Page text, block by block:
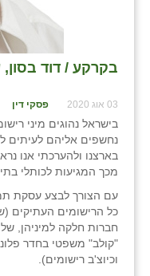
בקרקע / דוד בסון,
03 אוג 2020 פסקי דין
בישראל נהוגים מיני
נחשפים אליהם לעיתים
בארצנו ולהערכתי אנו
מכך המגיעות לכותלי
עם הצורך לבצע עסקת
כל הרישומים העתיקים
חברות חלקה למיניהן,
"קולב" משפטי בחדר
וכיוצ'ב רישומים).